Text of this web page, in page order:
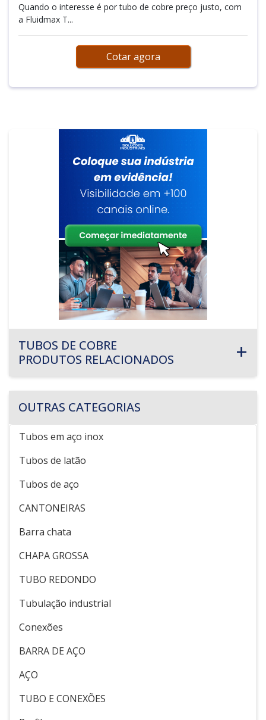
Quando o interesse é por tubo de cobre preço justo, com
a Fluidmax T...
Cotar agora
TUBOS DE COBRE
PRODUTOS RELACIONADOS
OUTRAS CATEGORIAS
Tubos em aço inox
Tubos de latão
Tubos de aço
CANTONEIRAS
Barra chata
CHAPA GROSSA
TUBO REDONDO
Tubulação industrial
Conexões
BARRA DE AÇO
AÇO
TUBO E CONEXÕES